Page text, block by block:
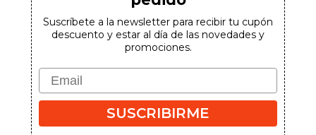
Suscríbete a la newsletter para recibir tu cupón
descuento y estar al día de las novedades y
promociones.
Email
SUSCRIBIRME